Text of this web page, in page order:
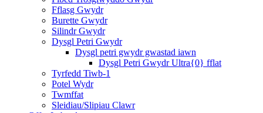
Fflasg Gwydr
Burette Gwydr
Silindr Gwydr
Dysgl Petri Gwydr
Dysgl petri gwydr gwastad iawn
Dysgl Petri Gwydr Ultra{0} fflat
Tyrfedd Tiwb-1
Potel Wydr
Twmffat
Sleidiau/Slipiau Clawr